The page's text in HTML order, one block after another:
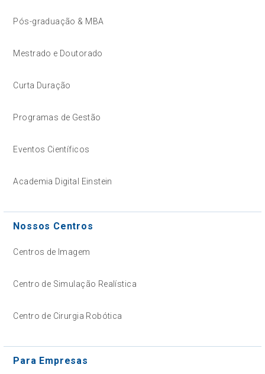
Pós-graduação & MBA
Mestrado e Doutorado
Curta Duração
Programas de Gestão
Eventos Científicos
Academia Digital Einstein
Nossos Centros
Centros de Imagem
Centro de Simulação Realística
Centro de Cirurgia Robótica
Para Empresas